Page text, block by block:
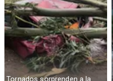
Tornados sorprenden a la